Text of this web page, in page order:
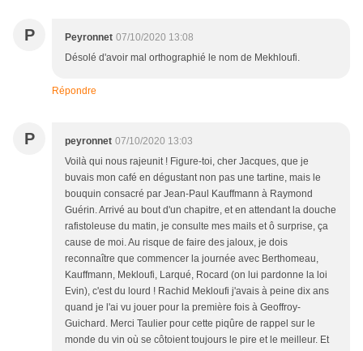
P Peyronnet 07/10/2020 13:08
Désolé d'avoir mal orthographié le nom de Mekhloufi.
Répondre
P peyronnet 07/10/2020 13:03
Voilà qui nous rajeunit ! Figure-toi, cher Jacques, que je
buvais mon café en dégustant non pas une tartine, mais le
bouquin consacré par Jean-Paul Kauffmann à Raymond
Guérin. Arrivé au bout d'un chapitre, et en attendant la douche
rafistoleuse du matin, je consulte mes mails et ô surprise, ça
cause de moi. Au risque de faire des jaloux, je dois
reconnaître que commencer la journée avec Berthomeau,
Kauffmann, Mekloufi, Larqué, Rocard (on lui pardonne la loi
Evin), c'est du lourd ! Rachid Mekloufi j'avais à peine dix ans
quand je l'ai vu jouer pour la première fois à Geoffroy-
Guichard. Merci Taulier pour cette piqûre de rappel sur le
monde du vin où se côtoient toujours le pire et le meilleur. Et